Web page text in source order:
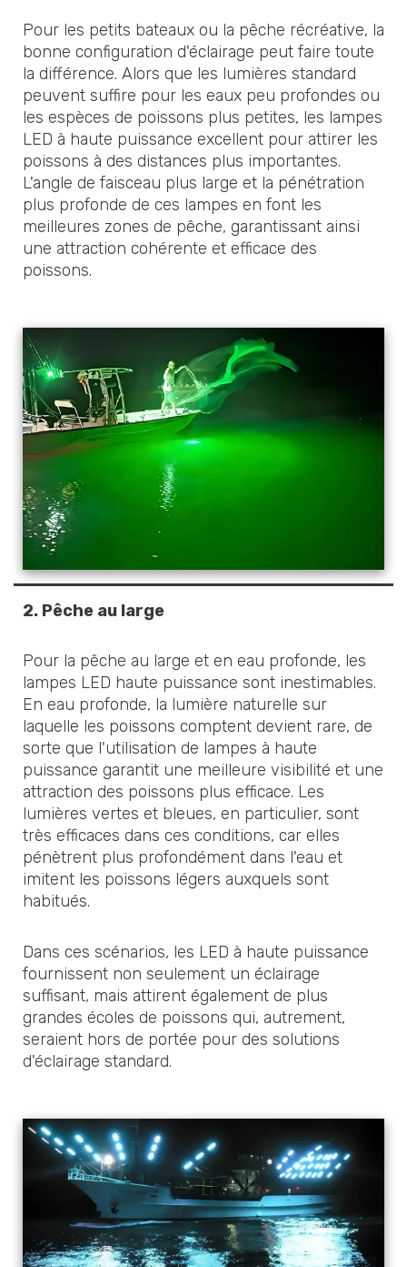
Pour les petits bateaux ou la pêche récréative, la
bonne configuration d'éclairage peut faire toute
la différence. Alors que les lumières standard
peuvent suffire pour les eaux peu profondes ou
les espèces de poissons plus petites, les lampes
LED à haute puissance excellent pour attirer les
poissons à des distances plus importantes.
L'angle de faisceau plus large et la pénétration
plus profonde de ces lampes en font les
meilleures zones de pêche, garantissant ainsi
une attraction cohérente et efficace des
poissons.
2. Pêche au large
Pour la pêche au large et en eau profonde, les
lampes LED haute puissance sont inestimables.
En eau profonde, la lumière naturelle sur
laquelle les poissons comptent devient rare, de
sorte que l'utilisation de lampes à haute
puissance garantit une meilleure visibilité et une
attraction des poissons plus efficace. Les
lumières vertes et bleues, en particulier, sont
très efficaces dans ces conditions, car elles
pénètrent plus profondément dans l'eau et
imitent les poissons légers auxquels sont
habitués.
Dans ces scénarios, les LED à haute puissance
fournissent non seulement un éclairage
suffisant, mais attirent également de plus
grandes écoles de poissons qui, autrement,
seraient hors de portée pour des solutions
d'éclairage standard.